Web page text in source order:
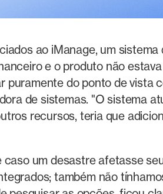
ao iManage, um
e o produto não
puramente do ponto de vista
de sistemas. "O sistema
recursos, teria que
um desastre afetasse
também não